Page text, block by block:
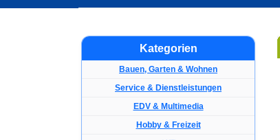
Kategorien
Bauen, Garten & Wohnen
Service & Dienstleistungen
EDV & Multimedia
Hobby & Freizeit